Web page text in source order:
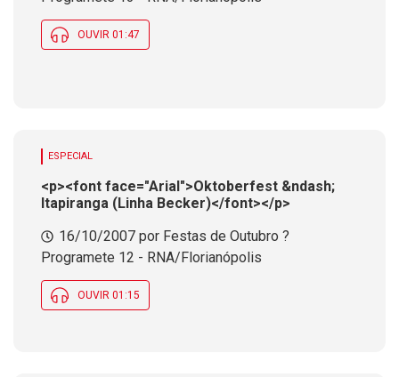
OUVIR 01:47
ESPECIAL
<p><font face="Arial">Oktoberfest &ndash;
Itapiranga (Linha Becker)</font></p>
16/10/2007 por Festas de Outubro ?
Programete 12 - RNA/Florianópolis
OUVIR 01:15